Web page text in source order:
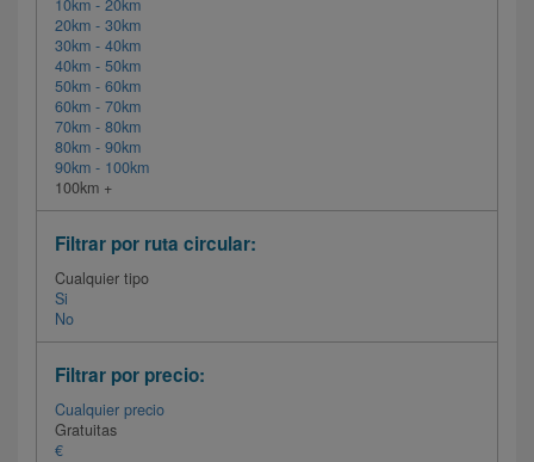
10km - 20km
20km - 30km
30km - 40km
40km - 50km
50km - 60km
60km - 70km
70km - 80km
80km - 90km
90km - 100km
100km +
Filtrar por ruta circular:
Cualquier tipo
Si
No
Filtrar por precio:
Cualquier precio
Gratuitas
€